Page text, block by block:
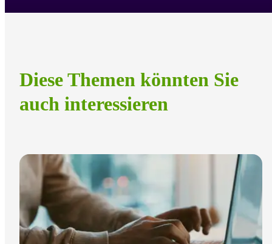
Diese Themen könnten Sie
auch interessieren